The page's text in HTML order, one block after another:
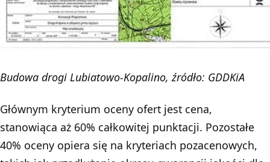
Budowa drogi Lubiatowo-Kopalino, źródło: GDDKiA
Głównym kryterium oceny ofert jest cena,
stanowiąca aż 60% całkowitej punktacji. Pozostałe
40% oceny opiera się na kryteriach pozacenowych,